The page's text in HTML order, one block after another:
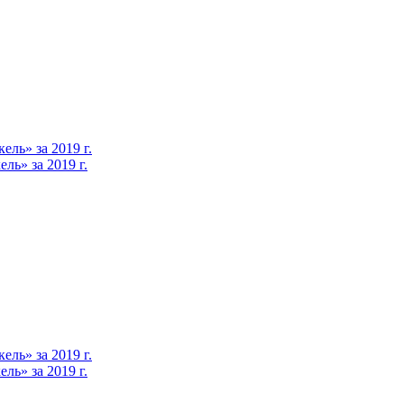
за 2019 г.
за 2019 г.
за 2019 г.
за 2019 г.